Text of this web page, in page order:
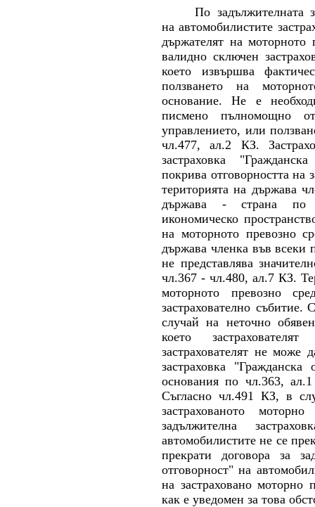
По задължителната
на автомобилистите
държателят на моторното
валидно сключен
което извършва
ползването на
основание. Не е
писмено пълномощно
управлението, или
чл.477, ал.2 КЗ.
застраховка
покрива отговорността на
територията на държава
държава - страна по
икономическо
на моторното превозно
държава членка във всеки
не представлява
чл.367 - чл.480, ал.7 КЗ.
моторното превозно
застрахователно събитие.
случай на неточно
което
застрахователят не може
застраховка
основания по чл.363,
Съгласно чл.491 КЗ, в
застрахованото
задължителна
автомобилистите не се
прекрати договора за
отговорност" на
на застраховано моторно
как е уведомен за това